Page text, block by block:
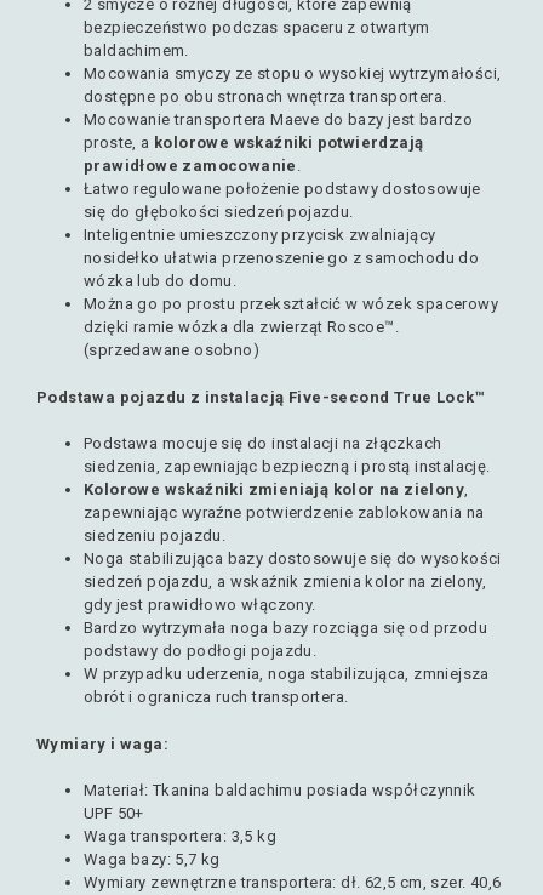
2 smycze o różnej długości, które zapewnią
bezpieczeństwo podczas spaceru z otwartym
baldachimem.
Mocowania smyczy ze stopu o wysokiej wytrzymałości,
dostępne po obu stronach wnętrza transportera.
Mocowanie transportera Maeve do bazy jest bardzo
proste, a kolorowe wskaźniki potwierdzają
prawidłowe zamocowanie .
Łatwo regulowane położenie podstawy dostosowuje
się do głębokości siedzeń pojazdu.
Inteligentnie umieszczony przycisk zwalniający
nosidełko ułatwia przenoszenie go z samochodu do
wózka lub do domu.
Można go po prostu przekształcić w wózek spacerowy
dzięki ramie wózka dla zwierząt Roscoe™.
(sprzedawane osobno)
Podstawa pojazdu z instalacją Five-second True Lock™
Podstawa mocuje się do instalacji na złączkach
siedzenia, zapewniając bezpieczną i prostą instalację.
Kolorowe wskaźniki zmieniają kolor na zielony,
zapewniając wyraźne potwierdzenie zablokowania na
siedzeniu pojazdu.
Noga stabilizująca bazy dostosowuje się do wysokości
siedzeń pojazdu, a wskaźnik zmienia kolor na zielony,
gdy jest prawidłowo włączony.
Bardzo wytrzymała noga bazy rozciąga się od przodu
podstawy do podłogi pojazdu.
W przypadku uderzenia, noga stabilizująca, zmniejsza
obrót i ogranicza ruch transportera.
Wymiary i waga:
Materiał: Tkanina baldachimu posiada współczynnik
UPF 50+
Waga transportera : 3,5 kg
Waga bazy: 5,7 kg
Wymiary zewnętrzne transportera: dł. 62,5 cm, szer. 40,6